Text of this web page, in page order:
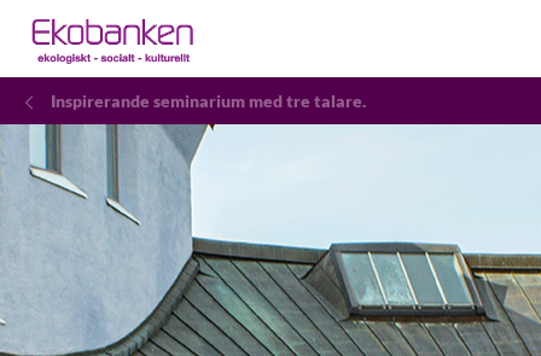
Inspirerande seminarium med tre talare.